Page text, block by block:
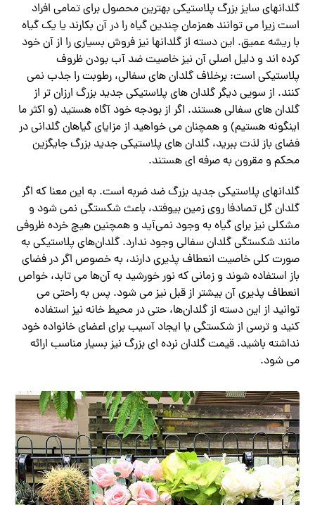
گلدانهای سایز بزرگ پلاستیکی بهترین محصول برای تمامی افراد
است زیرا می توانند همزمان چندین گیاه را در آن بکارند یا یک گیاه
با ریشه عمیق. این دسته از گلدانها نیز فروش بسیاری را از آن خود
کرده اند و دلیل اصلی آن نیز خاصیت ضد آب بودن ظروف
پلاستیکی است: برخلاف گلدان های سفالی، رطوبت را جذب نمی
کنند. از سویی دیگر گلدان های پلاستیکی جدید بزرگ ارزان تر از
گلدان های سفالی هستند. اگر از بودجه خود آگاه هستید (و اکثر ما
اینگونه هستیم) و همچنان می خواهید از مزایای گیاهان گلدانی در
فضای باز لذت ببرید، گلدان های پلاستیکی جدید بزرگ جایگزین
محکم و مقرون به صرفه ای هستند.
گلدانهای پلاستیکی جدید بزرگ ضد ضربه است. به این معنا که اگر
گلدان گل تصادفا روی زمین بیوفتد، باعث شکستگی نمی شود و
مشکلی نیز برای گیاه به وجود نمی‌آید و همچنین هیچ خرده ظروفی
مانند شکستگی گلدان سفالی وجود ندارد. گلدان‌های پلاستیکی به
صورت کلی خاصیت انعطاف پذیری دارند، به خصوص اگر در فضای
باز استفاده شوند و زمانی که نور خورشید به آن‌ها می تابد، خواص
انعطاف پذیری آن بیشتر از قبل نیز می شود. پس به راحتی می
توانید از این دسته از گلدان‌ها، حتی در محیط خانه نیز استفاده
کنید و ترسی از شکستگی یا ایجاد آسیب برای اعضای خانواده خود
نداشته باشید. قیمت گلدان نرده ای بزرگ نیز بسیار مناسب ارائه
می شود.